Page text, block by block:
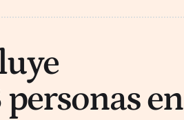
en